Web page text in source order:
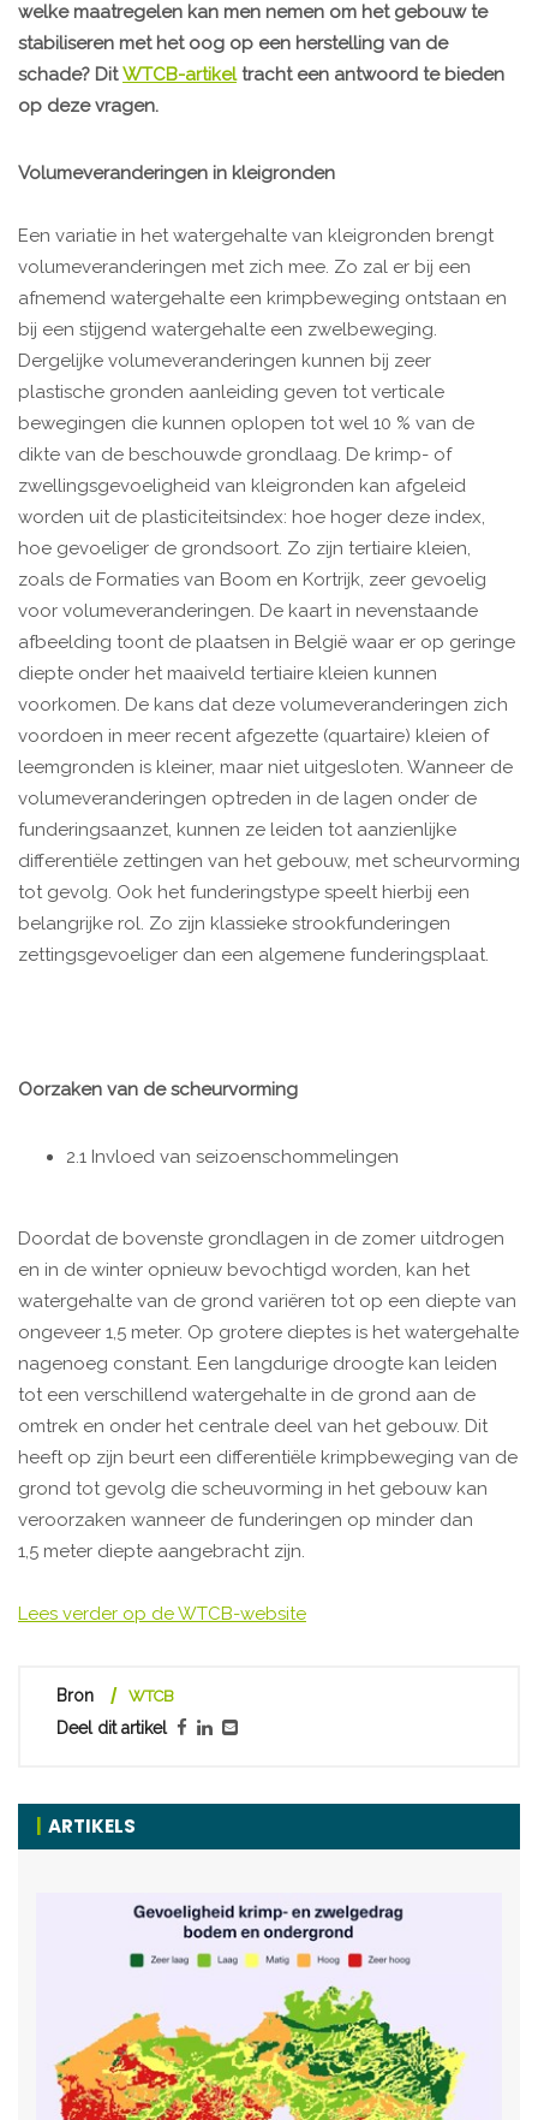
welke maatregelen kan men nemen om het gebouw te
stabiliseren met het oog op een herstelling van de
schade? DitWTCB-artikeltracht een antwoord te bieden
op deze vragen.
Volumeveranderingen in kleigronden
Een variatie in het watergehalte van kleigronden brengt
volumeveranderingen met zich mee. Zo zal er bij een
afnemend watergehalte een krimpbeweging ontstaan en
bij een stijgend watergehalte een zwelbeweging.
Dergelijke volumeveranderingen kunnen bij zeer
plastische gronden aanleiding geven tot verticale
bewegingen die kunnen oplopen tot wel 10 % van de
dikte van de beschouwde grondlaag. De krimp- of
zwellingsgevoeligheid van kleigronden kan afgeleid
worden uit de plasticiteitsindex: hoe hoger deze index,
hoe gevoeliger de grondsoort. Zo zijn tertiaire kleien,
zoals de Formaties van Boom en Kortrijk, zeer gevoelig
voor volumeveranderingen. De kaart in nevenstaande
afbeelding toont de plaatsen in België waar er op geringe
diepte onder het maaiveld tertiaire kleien kunnen
voorkomen. De kans dat deze volumeveranderingen zich
voordoen in meer recent afgezette (quartaire) kleien of
leemgronden is kleiner, maar niet uitgesloten. Wanneer de
volumeveranderingen optreden in de lagen onder de
funderingsaanzet, kunnen ze leiden tot aanzienlijke
differentiële zettingen van het gebouw, met scheurvorming
tot gevolg. Ook het funderingstype speelt hierbij een
belangrijke rol. Zo zijn klassieke strookfunderingen
zettingsgevoeliger dan een algemene funderingsplaat.
Oorzaken van de scheurvorming
2.1 Invloed van seizoenschommelingen
Doordat de bovenste grondlagen in de zomer uitdrogen
en in de winter opnieuw bevochtigd worden, kan het
watergehalte van de grond variëren tot op een diepte van
ongeveer 1,5 meter. Op grotere dieptes is het watergehalte
nagenoeg constant. Een langdurige droogte kan leiden
tot een verschillend watergehalte in de grond aan de
omtrek en onder het centrale deel van het gebouw. Dit
heeft op zijn beurt een differentiële krimpbeweging van de
grond tot gevolg die scheuvorming in het gebouw kan
veroorzaken wanneer de funderingen op minder dan
1,5 meter diepte aangebracht zijn.
Lees verder op de WTCB-website
Bron WTCB
Deel dit artikel
ARTIKELS